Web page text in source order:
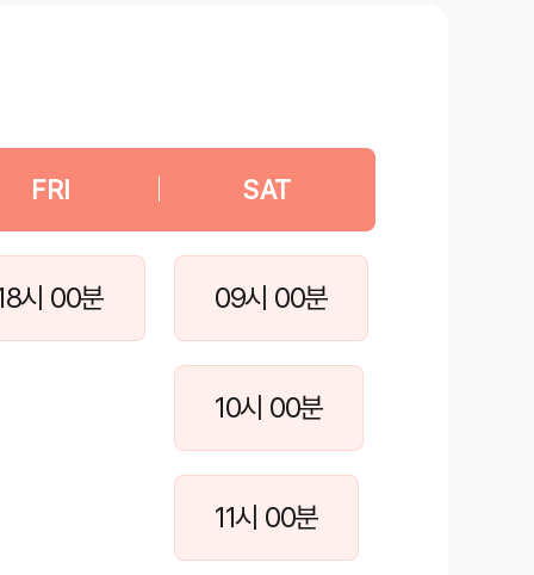
FRI SAT
시 00분 09시 00분
10시 00분
11시 00분